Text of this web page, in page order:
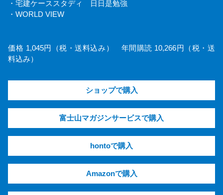
・宅建ケーススタディ 日日是勉強
・WORLD VIEW
価格 1,045円（税・送料込み） 年間購読 10,266円（税・送
料込み）
ショップで購入
富士山マガジンサービスで購入
hontoで購入
Amazonで購入